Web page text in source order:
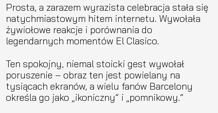
Prosta, a zarazem wyrazista celebracja stała się
natychmiastowym hitem internetu. Wywołała
żywiołowe reakcje i porównania do
legendarnych momentów El Clasico.
Ten spokojny, niemal stoicki gest wywołał
poruszenie – obraz ten jest powielany na
tysiącach ekranów, a wielu fanów Barcelony
określa go jako „ikoniczny” i „pomnikowy.”